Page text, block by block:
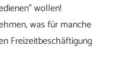
wollen!
was für manche
Freizeitbeschäftigung